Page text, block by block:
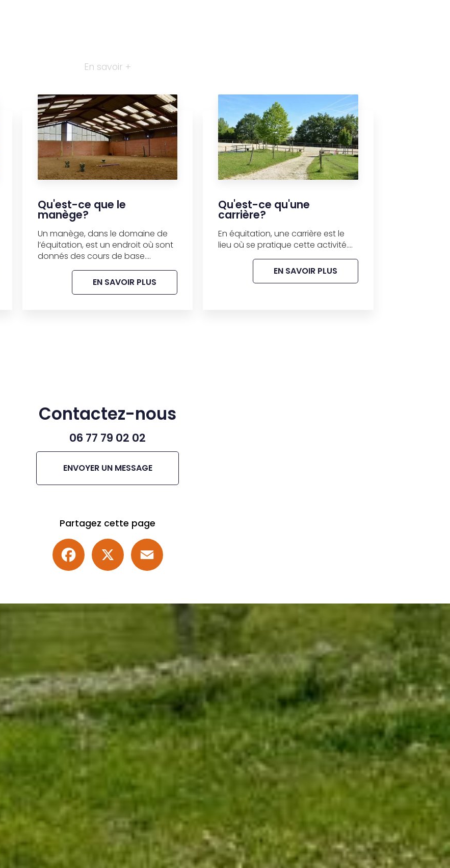
En savoir +
Qu'est-ce que le
manège?
Un manège, dans le domaine de
l’équitation, est un endroit où sont
donnés des cours de base....
EN SAVOIR PLUS
Qu'est-ce qu'une
carrière?
En équitation, une carrière est le
lieu où se pratique cette activité....
EN SAVOIR PLUS
Contactez-nous
06 77 79 02 02
ENVOYER UN MESSAGE
Partagez cette page
Facebook